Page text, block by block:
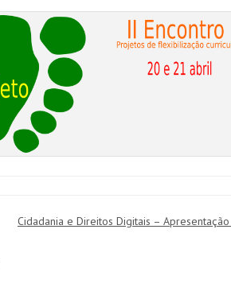
Cidadania e Direitos Digitais – Apresentação